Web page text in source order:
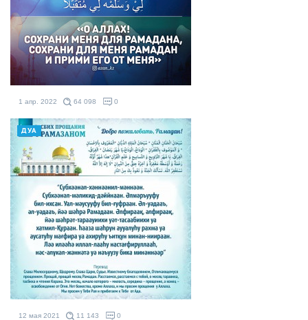
1 апр. 2022 64 098 0
ДУА
12 мая 2021 11 143 0